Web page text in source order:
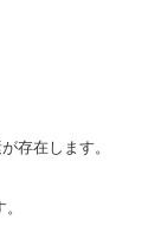
存在します。